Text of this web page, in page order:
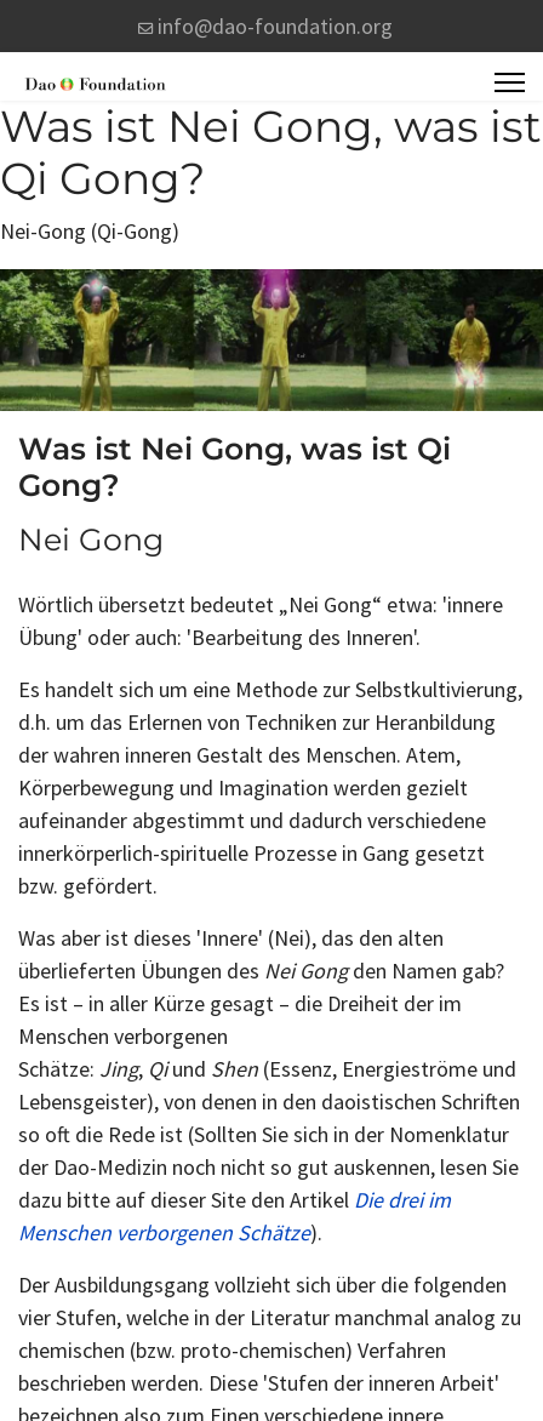
info@dao-foundation.org
Was ist Nei Gong, was ist
Qi Gong?
Nei-Gong (Qi-Gong)
Was ist Nei Gong, was ist Qi
Gong?
Nei Gong
Wörtlich übersetzt bedeutet „Nei Gong“ etwa: 'innere
Übung' oder auch: 'Bearbeitung des Inneren'.
Es handelt sich um eine Methode zur Selbstkultivierung,
d.h. um das Erlernen von Techniken zur Heranbildung
der wahren inneren Gestalt des Menschen. Atem,
Körperbewegung und Imagination werden gezielt
aufeinander abgestimmt und dadurch verschiedene
innerkörperlich-spirituelle Prozesse in Gang gesetzt
bzw. gefördert.
Was aber ist dieses 'Innere' (Nei), das den alten
überlieferten Übungen des Nei Gongden Namen gab?
Es ist – in aller Kürze gesagt – die Dreiheit der im
Menschen verborgenen
Schätze: Jing, Qiund Shen (Essenz, Energieströme und
Lebensgeister), von denen in den daoistischen Schriften
so oft die Rede ist (Sollten Sie sich in der Nomenklatur
der Dao-Medizin noch nicht so gut auskennen, lesen Sie
dazu bitte auf dieser Site den Artikel Die drei im
Menschen verborgenen Schätze).
Der Ausbildungsgang vollzieht sich über die folgenden
vier Stufen, welche in der Literatur manchmal analog zu
chemischen (bzw. proto-chemischen) Verfahren
beschrieben werden. Diese 'Stufen der inneren Arbeit'
bezeichnen also zum Einen verschiedene innere